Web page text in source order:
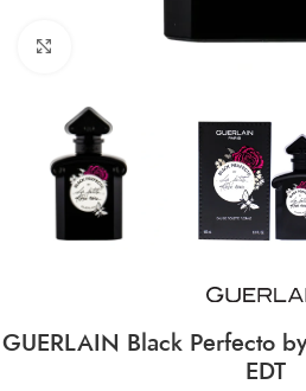
CLICK TO ENLARGE
GUERLAIN Black Perfecto
EDT